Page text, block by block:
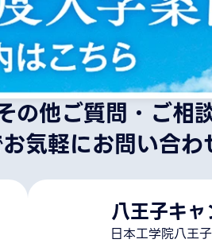
他ご質問・ご相
気軽にお問い合わ
八王子キャ
日本工学院八王